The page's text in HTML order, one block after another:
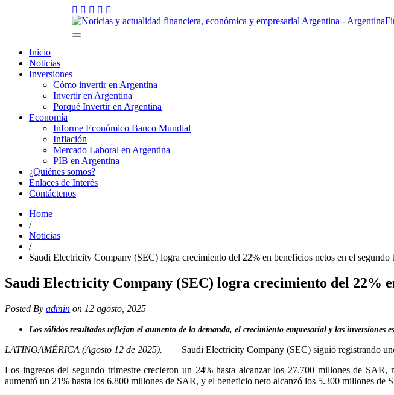
Toggle
Inicio
Noticias
Inversiones
Cómo invertir en Argentina
Invertir en Argentina
Porqué Invertir en Argentina
Economía
Informe Económico Banco Mundial
Inflación
Mercado Laboral en Argentina
PIB en Argentina
¿Quiénes somos?
Enlaces de Interés
Contáctenos
Home
/
Noticias
/
Saudi Electricity Company (SEC) logra crecimiento del 22% en beneficios netos en el segundo
Saudi Electricity Company (SEC) logra crecimiento del 22%
Posted By admin on 12 agosto, 2025
Los sólidos resultados reflejan el aumento de la demanda, el crecimiento empresarial y las inversiones
LATINOAMÉRICA (Agosto 12 de 2025). Saudi Electricity Company (SEC) siguió registrando
Los ingresos del segundo trimestre crecieron un 24% hasta alcanzar los 27.700 millones de
aumentó un 21% hasta los 6.800 millones de SAR, y el beneficio neto alcanzó los 5.300 millones de